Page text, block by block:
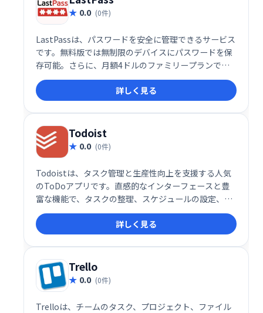
0.0 (0件)
LastPassは、パスワードを安全に管理できるサービス
です。無料版では無制限のデバイスにパスワードを保
存可能。さらに、月額4ドルのファミリープランで
は、最大6アカウントでパスワード共有が可能です。
家族で安全にパスワードを管理したい方におすすめで
す。
詳しく見る
Todoist
0.0 (0件)
Todoistは、タスク管理と生産性向上を支援する人気
のToDoアプリです。直感的なインターフェースと豊
富な機能で、タスクの整理、スケジュールの設定、期
限管理を効率化します。PC、スマホ、ブラウザなど
様々なデバイスに対応し、スムーズなタスク管理を実
現します。無料プランに加え、高度な機能を利用でき
る有料プラン（年間29ドル）も提供しています。
詳しく見る
Trello
0.0 (0件)
Trelloは、チームのタスク、プロジェクト、ファイル